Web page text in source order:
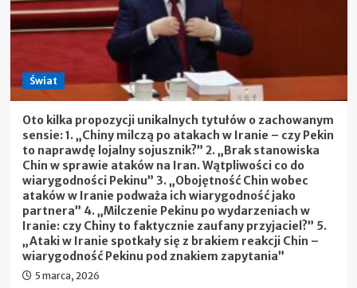
Bułgarii.
„Jego
możliwości
pozostają
zagadką”
Świat
Oto kilka propozycji unikalnych tytułów o zachowanym
sensie: 1. „Chiny milczą po atakach w Iranie – czy Pekin
to naprawdę lojalny sojusznik?” 2. „Brak stanowiska
Chin w sprawie ataków na Iran. Wątpliwości co do
wiarygodności Pekinu” 3. „Obojętność Chin wobec
ataków w Iranie podważa ich wiarygodność jako
partnera” 4. „Milczenie Pekinu po wydarzeniach w
Iranie: czy Chiny to faktycznie zaufany przyjaciel?” 5.
„Ataki w Iranie spotkały się z brakiem reakcji Chin –
wiarygodność Pekinu pod znakiem zapytania”
5 marca, 2026